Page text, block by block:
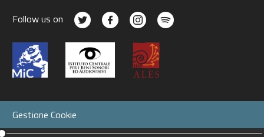
Follow us on
Gestione Cookie